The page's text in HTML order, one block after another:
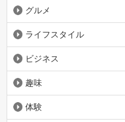
グルメ
ライフスタイル
ビジネス
趣味
体験